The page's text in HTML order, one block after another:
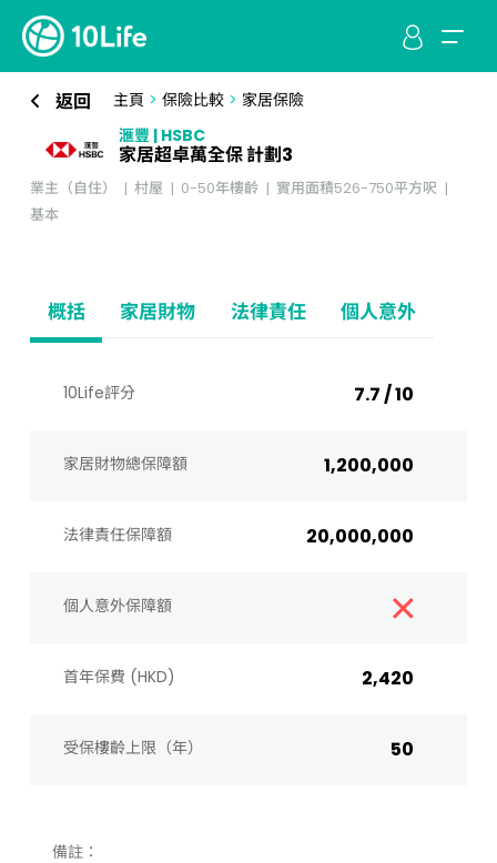
返回 主頁 > 保險比較> 家居保險
滙豐 | HSBC
家居超卓萬全保 計劃3
業主（自住） 村屋 0-50年樓齡
實用面積526-750平方呎
基本
概括 家居財物 法律責任 個人意外
10Life評分 7.7 / 10
家居財物總保障額 1,200,000
法律責任保障額 20,000,000
個人意外保障額
首年保費 (HKD) 2,420
受保樓齡上限（年）​ 50
備註：